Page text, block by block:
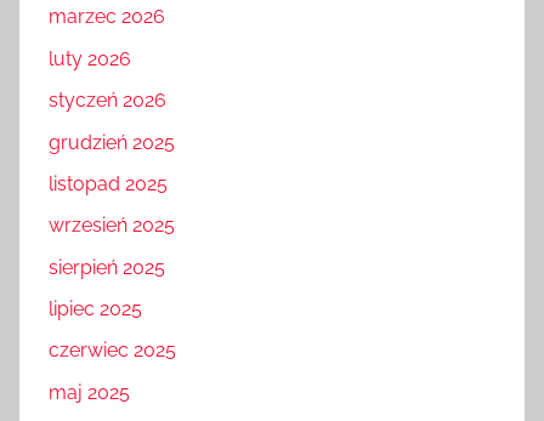
marzec 2026
luty 2026
styczeń 2026
grudzień 2025
listopad 2025
wrzesień 2025
sierpień 2025
lipiec 2025
czerwiec 2025
maj 2025